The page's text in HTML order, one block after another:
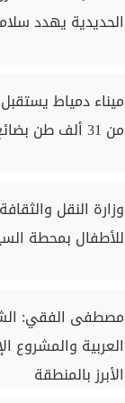
الحديدية يهدد
من 31 ألف طن بضائع خلال 24 ساعة
وزارة النقل
للأطفال بمحطة
مصطفى الفقي:
العربية والمشروع
الأبرز بالمنطقة